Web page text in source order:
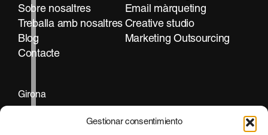
Gestionar consentimiento
Sobre nosaltres
Treballa amb nosaltres
Blog
Contacte
Email màrqueting
Creative studio
Marketing Outsourcing
Girona